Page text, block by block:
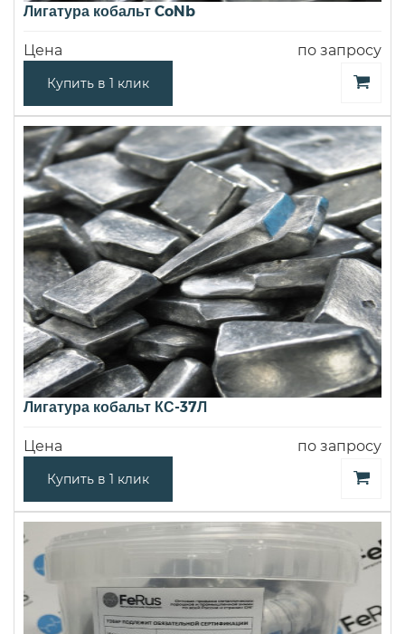
Лигатура кобальт CoNb
Цена по запросу
Купить в 1 клик
Лигатура кобальт КС-37Л
Цена по запросу
Купить в 1 клик